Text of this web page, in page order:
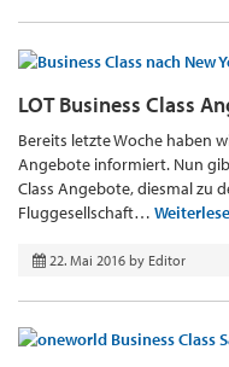
LOT Business Class
Bereits letzte Woche haben
Angebote informiert. Nun
Class Angebote, diesmal zu
Fluggesellschaft…
22. Mai 2016 by Editor